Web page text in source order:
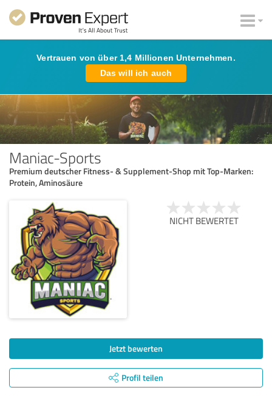
Vertrauen von über 1,4 Millionen Unternehmen.
Das will ich auch
Maniac-Sports
Premium deutscher Fitness- & Supplement-Shop mit Top‑Marken:
Protein, Aminosäure
NICHT BEWERTET
Jetzt bewerten
Profil teilen